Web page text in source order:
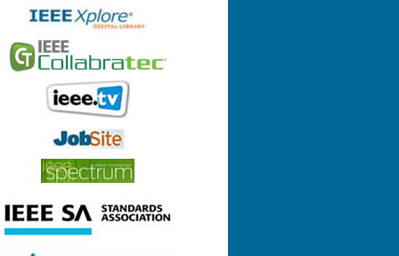
7 (23-12-2021)
5 (06-09-2021)
3 (23-06-2021)
1 (22-04-2021)
9 (21-12-2020)
8 (26-11-2020)